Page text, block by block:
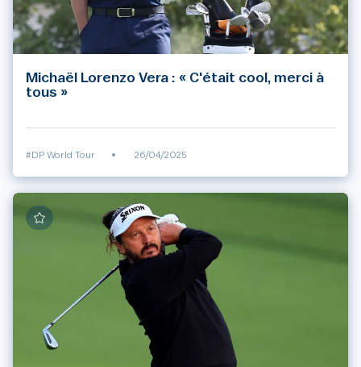
Michaël Lorenzo Vera : « C'était cool, merci à
tous »
#DP World Tour • 26/04/2025